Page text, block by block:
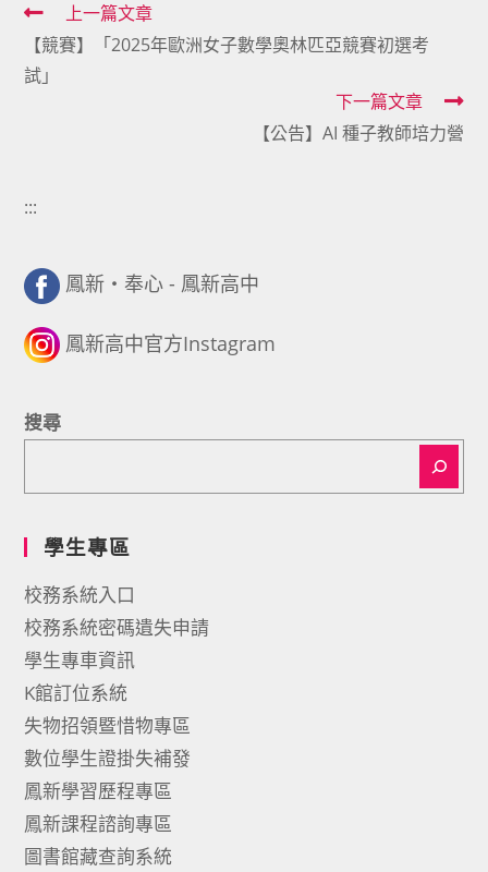
Read
more
articles
上一篇文章
【競賽】「2025年歐洲女子數學奧林匹亞競賽初選考
試」
下一篇文章
【公告】AI 種子教師培力營
:::
鳳新・奉心 - 鳳新高中
鳳新高中官方Instagram
搜尋
學生專區
校務系統入口
校務系統密碼遺失申請
學生專車資訊
K館訂位系統
失物招領暨惜物專區
數位學生證掛失補發
鳳新學習歷程專區
鳳新課程諮詢專區
圖書館藏查詢系統